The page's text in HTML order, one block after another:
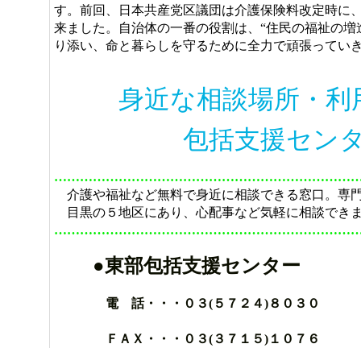
す。前回、日本共産党区議団は介護保険料改定時に
来ました。自治体の一番の役割は、“住民の福祉の
り添い、命と暮らしを守るために全力で頑張ってい
身近な相談場所・
包括支援センタ
介護や福祉など無料で身近に相談できる窓口。専
目黒の５地区にあり、心配事など気軽に相談でき
●東部包括支援センター
電 話・・・０３(５７２４)８０３０
ＦＡＸ・・・０３(３７１５)１０７６